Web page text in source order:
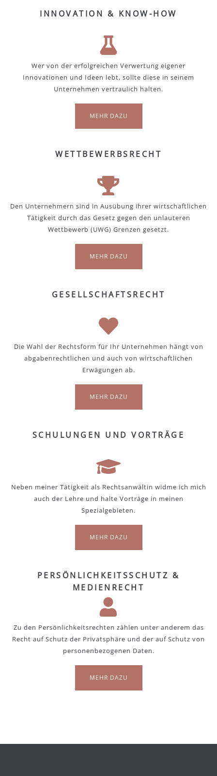
INNOVATION & KNOW-HOW
Wer von der erfolgreichen Verwertung eigener
Innovationen und Ideen lebt, sollte diese in seinem
Unternehmen vertraulich halten.
MEHR DAZU
WETTBEWERBSRECHT
Den Unternehmern sind in Ausübung ihrer wirtschaftlichen
Tätigkeit durch das Gesetz gegen den unlauteren
Wettbewerb (UWG) Grenzen gesetzt.
MEHR DAZU
GESELLSCHAFTSRECHT
Die Wahl der Rechtsform für Ihr Unternehmen hängt von
abgabenrechtlichen und auch von wirtschaftlichen
Erwägungen ab.
MEHR DAZU
SCHULUNGEN UND VORTRÄGE
Neben meiner Tätigkeit als Rechtsanwältin widme ich mich
auch der Lehre und halte Vorträge in meinen
Spezialgebieten.
MEHR DAZU
PERSÖNLICHKEITSSCHUTZ &
MEDIENRECHT
Zu den Persönlichkeitsrechten zählen unter anderem das
Recht auf Schutz der Privatsphäre und der auf Schutz von
personenbezogenen Daten.
MEHR DAZU